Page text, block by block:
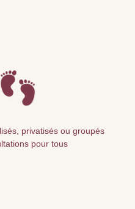
privatisés ou groupés
pour tous